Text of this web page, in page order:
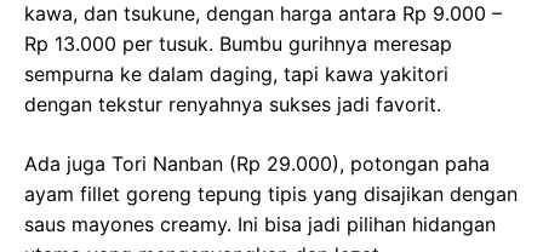
kawa, dan tsukune, dengan harga antara Rp 9.000 –
Rp 13.000 per tusuk. Bumbu gurihnya meresap
sempurna ke dalam daging, tapi kawa yakitori
dengan tekstur renyahnya sukses jadi favorit.
Ada juga Tori Nanban (Rp 29.000), potongan paha
ayam fillet goreng tepung tipis yang disajikan dengan
saus mayones creamy. Ini bisa jadi pilihan hidangan